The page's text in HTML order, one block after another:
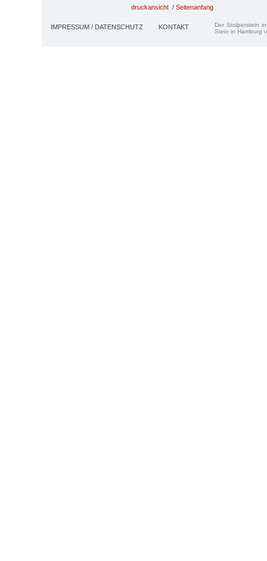
druckansicht / Seitenanfang
IMPRESSUM / DATENSCHUTZ KONTAKT
Der Stolperstein
Stein in Hamburg